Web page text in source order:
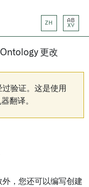
ZH
AB
XY
Ontology 更改
验证。这是使用
翻译。
，您还可以编写创建